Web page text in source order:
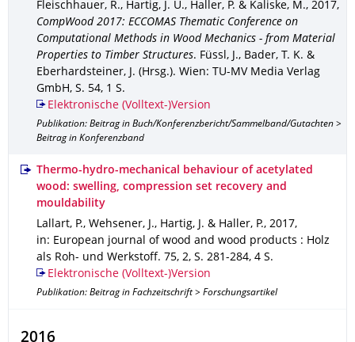
Fleischhauer, R., Hartig, J. U., Haller, P. & Kaliske, M., 2017,
CompWood 2017: ECCOMAS Thematic Conference on
Computational Methods in Wood Mechanics - from Material
Properties to Timber Structures. Füssl, J., Bader, T. K. &
Eberhardsteiner, J. (Hrsg.). Wien: TU-MV Media Verlag
GmbH, S. 54, 1 S.
Elektronische (Volltext-)Version
Publikation: Beitrag in Buch/Konferenzbericht/Sammelband/Gutachten >
Beitrag in Konferenzband
Thermo-hydro-mechanical behaviour of acetylated
wood: swelling, compression set recovery and
mouldability
Lallart, P., Wehsener, J., Hartig, J. & Haller, P., 2017,
in: European journal of wood and wood products : Holz
als Roh- und Werkstoff. 75, 2, S. 281-284, 4 S.
Elektronische (Volltext-)Version
Publikation: Beitrag in Fachzeitschrift > Forschungsartikel
2016